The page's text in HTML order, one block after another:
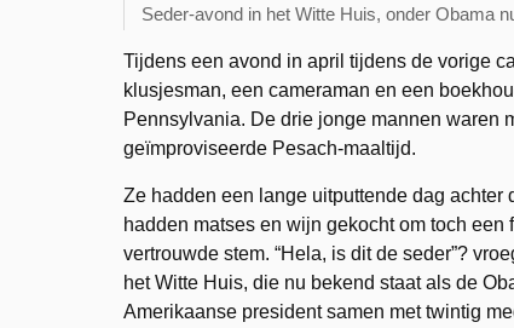
Seder-avond in het Witte Huis, onder Obama
Tijdens een avond in april tijdens de vorige
klusjesman, een cameraman en een
Pennsylvania. De drie jonge mannen waren
geïmproviseerde Pesach-maaltijd.
Ze hadden een lange uitputtende dag
hadden matses en wijn gekocht om toch
vertrouwde stem. “Hela, is dit de seder”?
het Witte Huis, die nu bekend staat als de
Amerikaanse president samen met twintig